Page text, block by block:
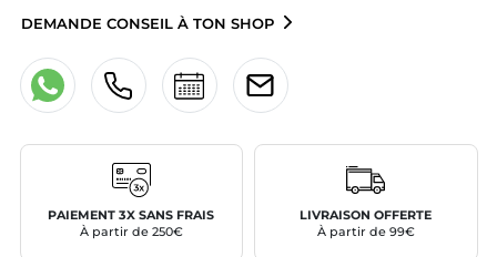
DEMANDE CONSEIL À TON SHOP
PAIEMENT 3X SANS FRAIS
À partir de 250€
LIVRAISON OFFERTE
À partir de 99€